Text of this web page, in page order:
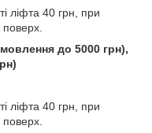
ліфта 40 грн, при
поверх.
до 5000 грн),
ліфта 40 грн, при
поверх.